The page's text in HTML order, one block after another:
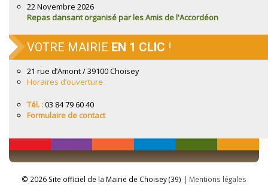
22 Novembre 2026
Repas dansant organisé par les Amis de l'Accordéon
VOTRE MAIRIE EN 1 CLIC !
21 rue d’Amont / 39100 Choisey
Horaires d’ouverture
Tél. :03 84 79 60 40
Formulaire de contact
© 2026 Site officiel de la Mairie de Choisey (39) | Mentions légales